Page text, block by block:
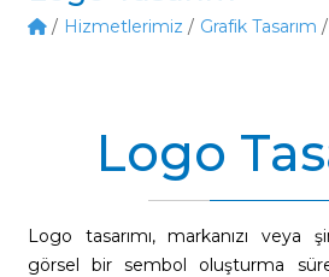
Hizmetlerimiz Grafik Tasarım
Logo
Logo tasarımı, markanızı veya
görsel bir sembol oluşturma